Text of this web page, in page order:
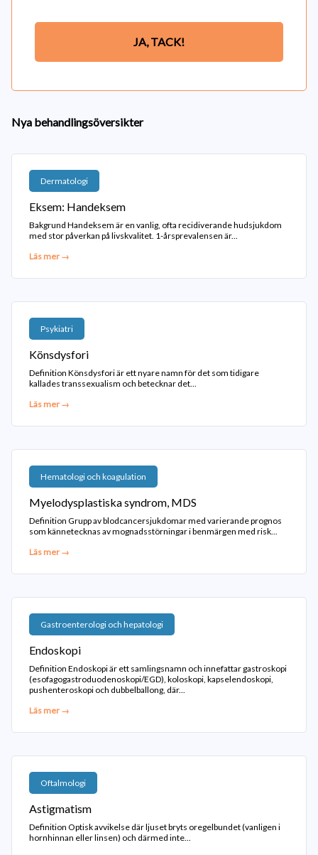
JA, TACK!
Nya behandlingsöversikter
Dermatologi
Eksem: Handeksem
Bakgrund Handeksem är en vanlig, ofta recidiverande hudsjukdom
med stor påverkan på livskvalitet. 1-årsprevalensen är...
Läs mer →
Psykiatri
Könsdysfori
Definition Könsdysfori är ett nyare namn för det som tidigare
kallades transsexualism och betecknar det...
Läs mer →
Hematologi och koagulation
Myelodysplastiska syndrom, MDS
Definition Grupp av blodcancersjukdomar med varierande prognos
som kännetecknas av mognadsstörningar i benmärgen med risk...
Läs mer →
Gastroenterologi och hepatologi
Endoskopi
Definition Endoskopi är ett samlingsnamn och innefattar gastroskopi
(esofagogastroduodenoskopi/EGD), koloskopi, kapselendoskopi,
pushenteroskopi och dubbelballong, där...
Läs mer →
Oftalmologi
Astigmatism
Definition Optisk avvikelse där ljuset bryts oregelbundet (vanligen i
hornhinnan eller linsen) och därmed inte...